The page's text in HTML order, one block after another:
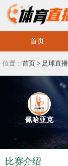
首页
位置： 首页 > 足球直播
佩哈亚克
比赛介绍